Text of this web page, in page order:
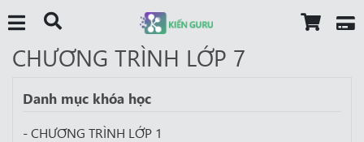
CHƯƠNG TRÌNH LỚP 7
Danh mục khóa học
- CHƯƠNG TRÌNH LỚP 1